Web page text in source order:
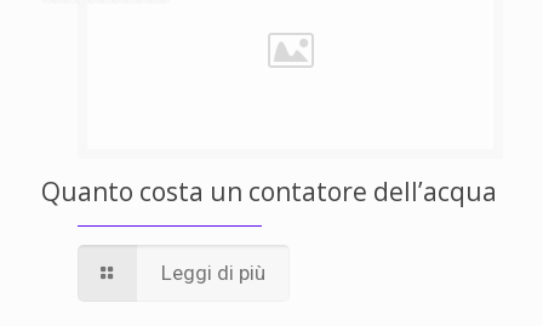
Quanto costa un contatore dell’acqua
Leggi di più